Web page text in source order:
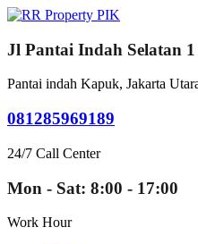
Jl Pantai Indah Selatan
Pantai indah Kapuk, Jakarta
081285969189
24/7 Call Center
Mon - Sat: 8:00 - 17:00
Work Hour